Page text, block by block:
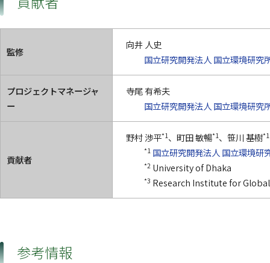
監修
向井 人史
国立研究開発法人 国立環境研究
プロジェクトマネージャ
ー
寺尾 有希夫
国立研究開発法人 国立環境研究
貢献者
野村 渉平*1、町田 敏暢*1、笹川 基樹*1
*1 国立研究開発法人 国立環境研
*2 University of Dhaka
*3 Research Institute for Global
参考情報